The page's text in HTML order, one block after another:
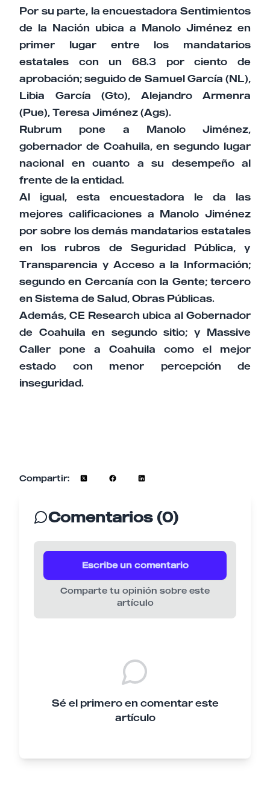
Por su parte, la encuestadora Sentimientos
de la Nación ubica a Manolo Jiménez en
primer lugar entre los mandatarios
estatales con un 68.3 por ciento de
aprobación; seguido de Samuel García (NL),
Libia García (Gto), Alejandro Armenra
(Pue), Teresa Jiménez (Ags).
Rubrum pone a Manolo Jiménez,
gobernador de Coahuila, en segundo lugar
nacional en cuanto a su desempeño al
frente de la entidad.
Al igual, esta encuestadora le da las
mejores calificaciones a Manolo Jiménez
por sobre los demás mandatarios estatales
en los rubros de Seguridad Pública, y
Transparencia y Acceso a la Información;
segundo en Cercanía con la Gente; tercero
en Sistema de Salud, Obras Públicas.
Además, CE Research ubica al Gobernador
de Coahuila en segundo sitio; y Massive
Caller pone a Coahuila como el mejor
estado con menor percepción de
inseguridad.
Compartir:
Comentarios (0)
Escribe un comentario
Comparte tu opinión sobre este
artículo
Sé el primero en comentar este
artículo